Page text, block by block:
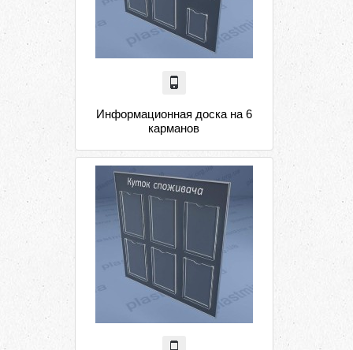
Информационная доска на 6
карманов